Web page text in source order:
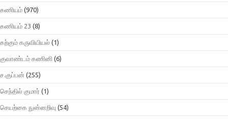
கணியம் (970)
கணியம் 23 (8)
கற்கும் கருவியியல் (1)
குவாண்டம் கணினி (6)
ச.குப்பன் (255)
செந்தில் குமார் (1)
செயற்கை நுன்னறிவு (54)